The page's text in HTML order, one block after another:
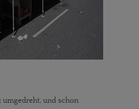
umgedreht, und schon